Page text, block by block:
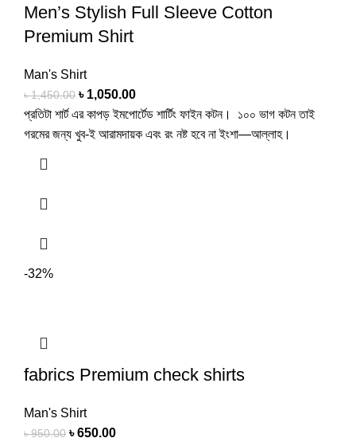
Men’s Stylish Full Sleeve Cotton
Premium Shirt
Man's Shirt
৳1,450.00 ৳ 1,050.00
প্রতিটা শার্ট এর কাপড় ইমপোর্টেড শার্টিং ফাইন কটন। ১০০ ভাগ কটন তাই
গরমের জন্য খুব-ই আরামদায়ক এবং রং নষ্ট হবে না ইংশা—আল্লাহ।
-32%
fabrics Premium check shirts
Man's Shirt
৳950.00 ৳650.00